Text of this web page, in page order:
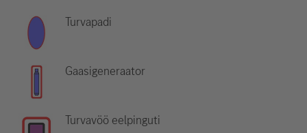
Turvapadi
Gaasigeneraator
Turvavöö eelpinguti